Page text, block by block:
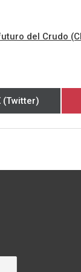
del Crudo
en
(Twitter)